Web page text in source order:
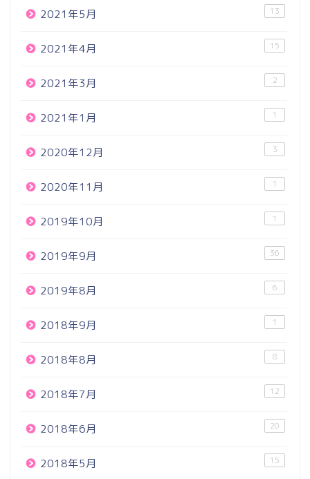
2021年5月 13
2021年4月 15
2021年3月 2
2021年1月 1
2020年12月 3
2020年11月 1
2019年10月 1
2019年9月 36
2019年8月 6
2018年9月 1
2018年8月 8
2018年7月 12
2018年6月 20
2018年5月 15